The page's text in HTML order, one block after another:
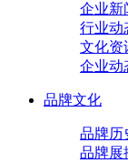
企业新
行业动
文化资
企业动
品牌文化
品牌历
品牌展